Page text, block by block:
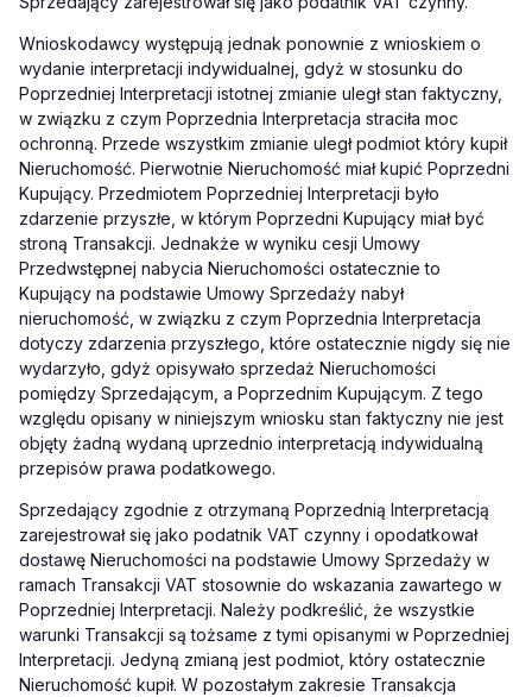
Wnioskodawcy występują jednak ponownie z wnioskiem o
wydanie interpretacji indywidualnej, gdyż w stosunku do
Poprzedniej Interpretacji istotnej zmianie uległ stan faktyczny,
w związku z czym Poprzednia Interpretacja straciła moc
ochronną. Przede wszystkim zmianie uległ podmiot który kupił
Nieruchomość. Pierwotnie Nieruchomość miał kupić Poprzedni
Kupujący. Przedmiotem Poprzedniej Interpretacji było
zdarzenie przyszłe, w którym Poprzedni Kupujący miał być
stroną Transakcji. Jednakże w wyniku cesji Umowy
Przedwstępnej nabycia Nieruchomości ostatecznie to
Kupujący na podstawie Umowy Sprzedaży nabył
nieruchomość, w związku z czym Poprzednia Interpretacja
dotyczy zdarzenia przyszłego, które ostatecznie nigdy się nie
wydarzyło, gdyż opisywało sprzedaż Nieruchomości
pomiędzy Sprzedającym, a Poprzednim Kupującym. Z tego
względu opisany w niniejszym wniosku stan faktyczny nie jest
objęty żadną wydaną uprzednio interpretacją indywidualną
przepisów prawa podatkowego.
Sprzedający zgodnie z otrzymaną Poprzednią Interpretacją
zarejestrował się jako podatnik VAT czynny i opodatkował
dostawę Nieruchomości na podstawie Umowy Sprzedaży w
ramach Transakcji VAT stosownie do wskazania zawartego w
Poprzedniej Interpretacji. Należy podkreślić, że wszystkie
warunki Transakcji są tożsame z tymi opisanymi w Poprzedniej
Interpretacji. Jedyną zmianą jest podmiot, który ostatecznie
Nieruchomość kupił. W pozostałym zakresie Transakcja